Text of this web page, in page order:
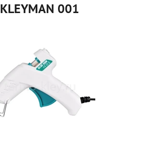
KLEYMAN 001